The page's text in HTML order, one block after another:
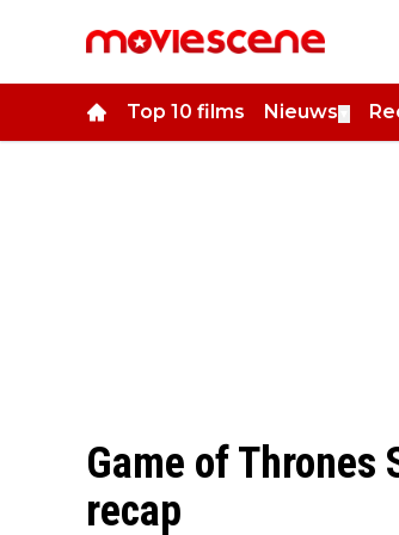
Top 10 films Nieuws
Game of Thrones
recap